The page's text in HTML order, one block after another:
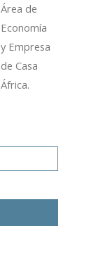
Área de
Economía
y Empresa
de Casa
África.